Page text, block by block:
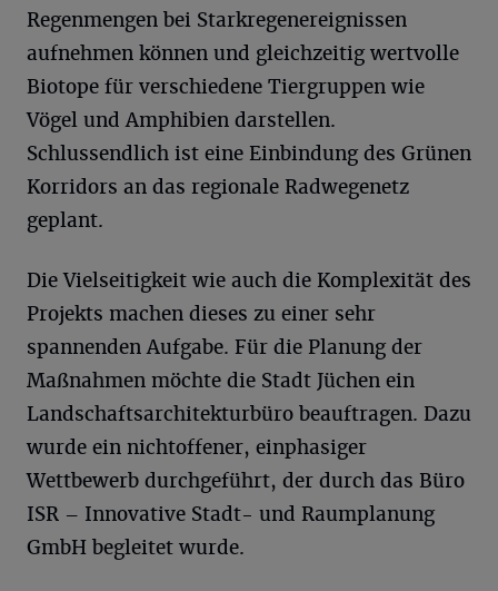
Regenmengen bei Starkregenereignissen
aufnehmen können und gleichzeitig wertvolle
Biotope für verschiedene Tiergruppen wie
Vögel und Amphibien darstellen.
Schlussendlich ist eine Einbindung des Grünen
Korridors an das regionale Radwegenetz
geplant.
Die Vielseitigkeit wie auch die Komplexität des
Projekts machen dieses zu einer sehr
spannenden Aufgabe. Für die Planung der
Maßnahmen möchte die Stadt Jüchen ein
Landschaftsarchitekturbüro beauftragen. Dazu
wurde ein nichtoffener, einphasiger
Wettbewerb durchgeführt, der durch das Büro
ISR – Innovative Stadt- und Raumplanung
GmbH begleitet wurde.